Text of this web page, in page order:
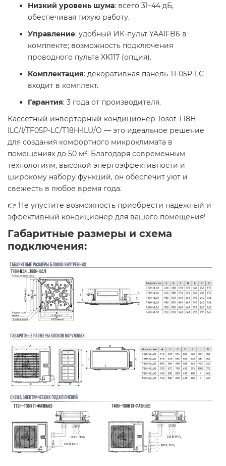
Низкий уровень шума: всего 31–44 дБ,
обеспечивая тихую работу.
Управление: удобный ИК-пульт YAA1FB6 в
комплекте; возможность подключения
проводного пульта XK117 (опция).
Комплектация: декоративная панель TF05P-LC
входит в комплект.
Гарантия: 3 года от производителя.
Кассетный инверторный кондиционер Tosot T18H-
ILC/I/TF05P-LC/T18H-ILU/O — это идеальное решение
для создания комфортного микроклимата в
помещениях до 50 м². Благодаря современным
технологиям, высокой энергоэффективности и
широкому набору функций, он обеспечит уют и
свежесть в любое время года.
👉 Не упустите возможность приобрести надежный и
эффективный кондиционер для вашего помещения!
Габаритные размеры и схема
подключения: